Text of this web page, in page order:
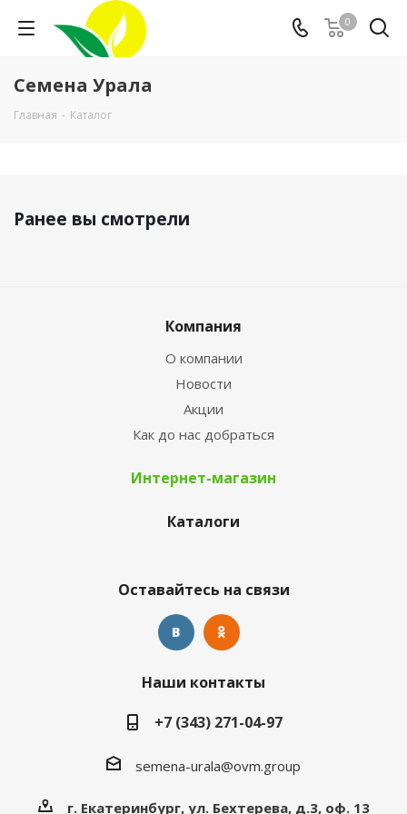
0
Семена Урала
Главная - Каталог
Ранее вы смотрели
Компания
О компании
Новости
Акции
Как до нас добраться
Интернет-магазин
Каталоги
Оставайтесь на связи
Наши контакты
+7 (343) 271-04-97
semena-urala@ovm.group
г. Екатеринбург, ул. Бехтерева, д.3, оф. 13